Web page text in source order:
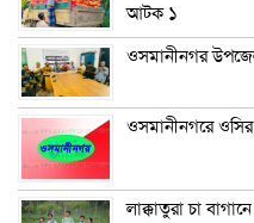
আটক ১
ওসমানীনগর
ওসমানীনগরে
লাক্কাতুরা চা